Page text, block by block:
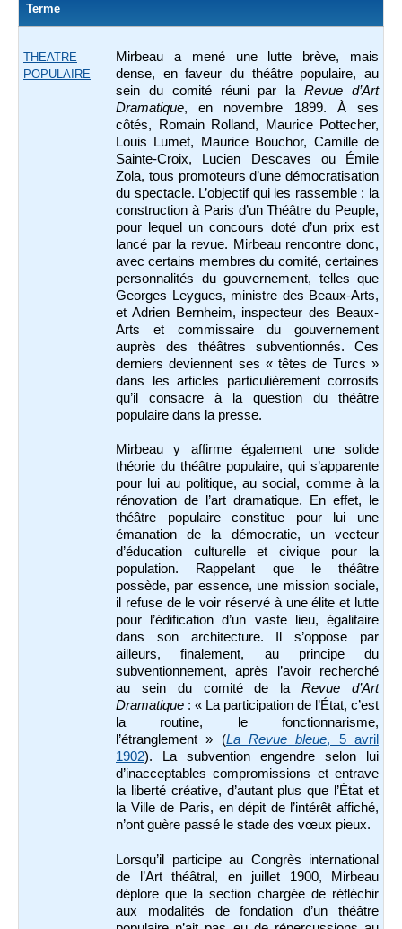
Terme
THEATRE
POPULAIRE
Mirbeau a mené une lutte brève, mais
dense, en faveur du théâtre populaire, au
sein du comité réuni par laRevue d’Art
Dramatique, en novembre 1899. À ses
côtés, Romain Rolland, Maurice Pottecher,
Louis Lumet, Maurice Bouchor, Camille de
Sainte-Croix, Lucien Descaves ou Émile
Zola, tous promoteurs d’une démocratisation
du spectacle. L’objectif qui les rassemble : la
construction à Paris d’un Théâtre du Peuple,
pour lequel un concours doté d’un prix est
lancé par la revue. Mirbeau rencontre donc,
avec certains membres du comité, certaines
personnalités du gouvernement, telles que
Georges Leygues, ministre des Beaux-Arts,
et Adrien Bernheim, inspecteur des Beaux-
Arts et commissaire du gouvernement
auprès des théâtres subventionnés. Ces
derniers deviennent ses « têtes de Turcs »
dans les articles particulièrement corrosifs
qu’il consacre à la question du théâtre
populaire dans la presse.
Mirbeau y affirme également une solide
théorie du théâtre populaire, qui s’apparente
pour lui au politique, au social, comme à la
rénovation de l’art dramatique. En effet, le
théâtre populaire constitue pour lui une
émanation de la démocratie, un vecteur
d’éducation culturelle et civique pour la
population. Rappelant que le théâtre
possède, par essence, une mission sociale,
il refuse de le voir réservé à une élite et lutte
pour l’édification d’un vaste lieu, égalitaire
dans son architecture. Il s’oppose par
ailleurs, finalement, au principe du
subventionnement, après l’avoir recherché
au sein du comité de laRevue d’Art
Dramatique : « La participation de l’État, c’est
la routine, le fonctionnarisme,
l’étranglement » (La Revue bleue, 5 avril
1902). La subvention engendre selon lui
d’inacceptables compromissions et entrave
la liberté créative, d’autant plus que l’État et
la Ville de Paris, en dépit de l’intérêt affiché,
n’ont guère passé le stade des vœux pieux.
Lorsqu’il participe au Congrès international
de l’Art théâtral, en juillet 1900, Mirbeau
déplore que la section chargée de réfléchir
aux modalités de fondation d’un théâtre